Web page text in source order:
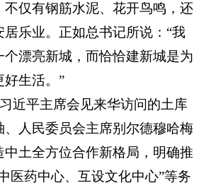
不仅有钢筋水泥、花开鸟鸣，还
乐业。正如总书记所说：“我
个漂亮新城，而恰恰建新城是为
好生活。”
近平主席会见来华访问的土库
、人民委员会主席别尔德穆哈梅
中土全方位合作新格局，明确推
医药中心、互设文化中心”等务